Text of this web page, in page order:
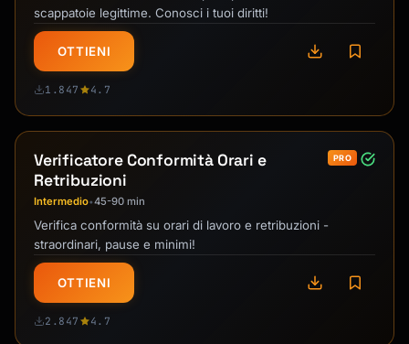
scappatoie legittime. Conosci i tuoi diritti!
OTTIENI
1.847 4.7
Verificatore Conformità Orari e
Retribuzioni
PRO
Intermedio•45-90 min
Verifica conformità su orari di lavoro e retribuzioni -
straordinari, pause e minimi!
OTTIENI
2.847 4.7